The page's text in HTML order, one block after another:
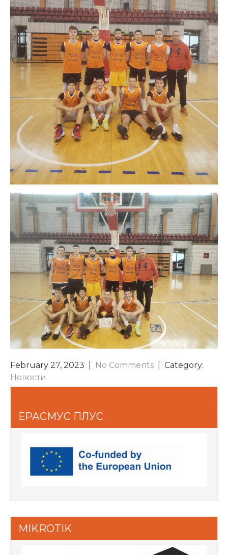
February 27, 2023 No Comments
| Category:
Новости
POST
NAVIGATION
Успех на Књижевној олимпијади
Одбојкашице најбоље на окружном такмичењу
ЕРАСМУС ПЛУС
MIKROTIK